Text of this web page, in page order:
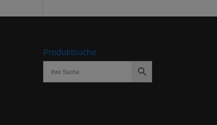
Produktsuche